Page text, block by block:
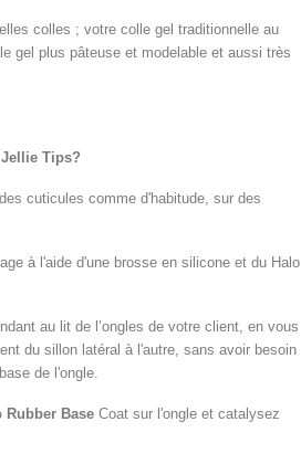
colles ; votre colle gel traditionnelle au
gel plus pâteuse et modelable et aussi très
Tips?
cuticules comme d'habitude, sur des
à l'aide d'une brosse en silicone et du Halo
au lit de l’ongles de votre client, en vous
du sillon latéral à l'autre, sans avoir besoin
de l'ongle.
Rubber Base Coat sur l'ongle et catalysez